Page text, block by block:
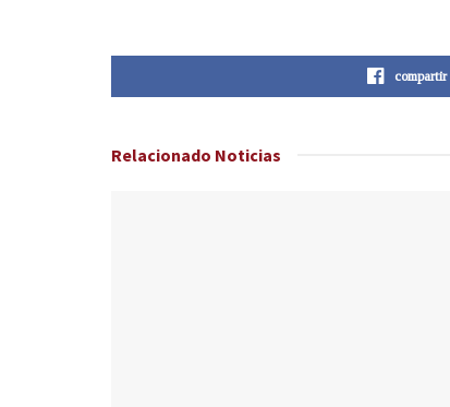
compartir
Relacionado Noticias